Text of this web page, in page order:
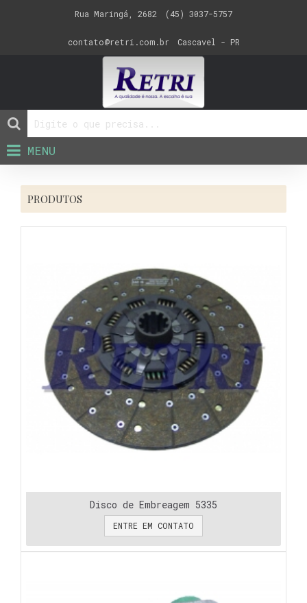
Rua Maringá, 2682 (45) 3037-5757
contato@retri.com.br Cascavel - PR
MENU
PRODUTOS
Disco de Embreagem 5335
ENTRE EM CONTATO